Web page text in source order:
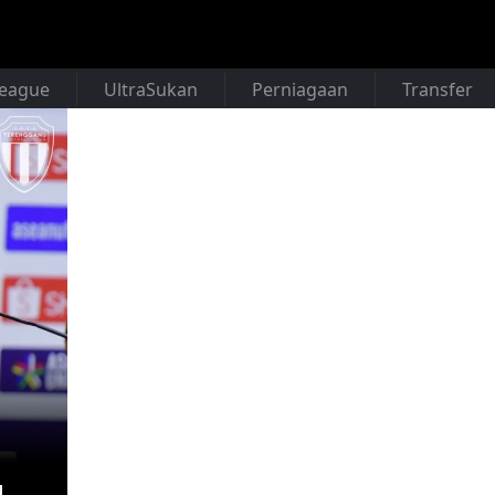
UltraSukan Perniagaan Transfer